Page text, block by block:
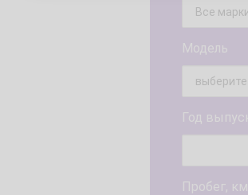
Модель
Год
Пробег,